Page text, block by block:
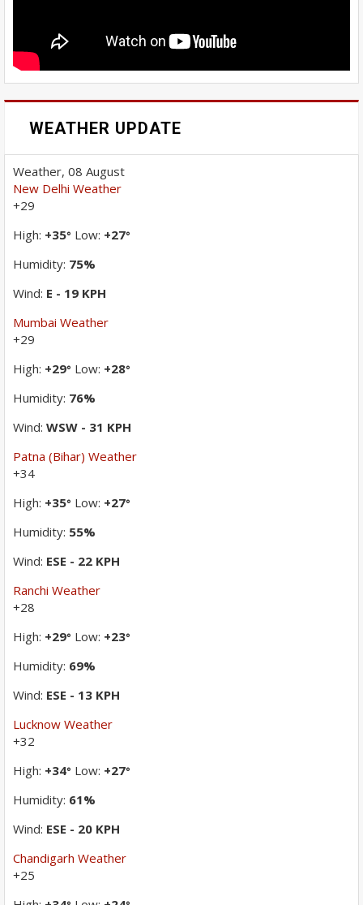
WEATHER UPDATE
Weather, 08 August
New Delhi Weather
+29
High: +35° Low: +27°
Humidity: 75%
Wind: E - 19 KPH
Mumbai Weather
+29
High: +29° Low: +28°
Humidity: 76%
Wind: WSW - 31 KPH
Patna (Bihar) Weather
+34
High: +35° Low: +27°
Humidity: 55%
Wind: ESE - 22 KPH
Ranchi Weather
+28
High: +29° Low: +23°
Humidity: 69%
Wind: ESE - 13 KPH
Lucknow Weather
+32
High: +34° Low: +27°
Humidity: 61%
Wind: ESE - 20 KPH
Chandigarh Weather
+25